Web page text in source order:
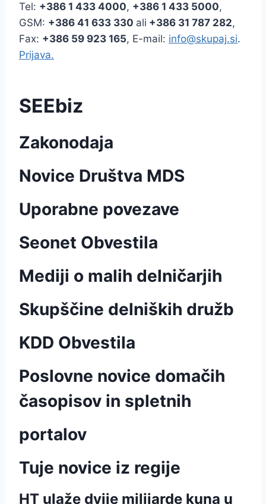
Tel: +386 1 433 4000, +386 1 433 5000,
GSM: +386 41 633 330 ali +386 31 787 282,
Fax: +386 59 923 165, E-mail: info@skupaj.si.
Prijava.
SEEbiz
Zakonodaja
Novice Društva MDS
Uporabne povezave
Seonet Obvestila
Mediji o malih delničarjih
Skupščine delniških družb
KDD Obvestila
Poslovne novice domačih
časopisov in spletnih
portalov
Tuje novice iz regije
HT ulaže dvije milijarde kuna u